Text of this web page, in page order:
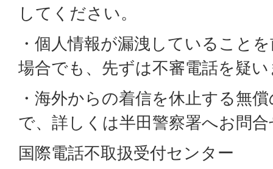
してください。
・個人情報が漏洩していること
場合でも、先ずは不審電話を疑
・海外からの着信を休止する無
で、詳しくは半田警察署へお問
国際電話不取扱受付センター